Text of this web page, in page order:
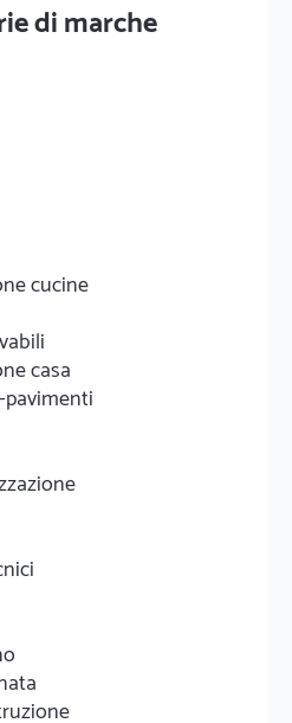
di marche
cucine
casa